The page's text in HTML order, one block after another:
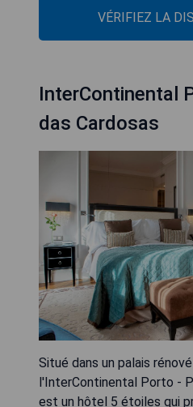
VÉRIFIEZ LA
InterContinental
das Cardosas
Situé dans un palais
l'InterContinental Porto -
est un hôtel 5 étoiles qui